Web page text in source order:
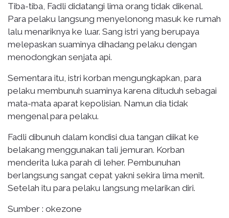
Tiba-tiba, Fadli didatangi lima orang tidak dikenal.
Para pelaku langsung menyelonong masuk ke rumah
lalu menariknya ke luar. Sang istri yang berupaya
melepaskan suaminya dihadang pelaku dengan
menodongkan senjata api.
Sementara itu, istri korban mengungkapkan, para
pelaku membunuh suaminya karena dituduh sebagai
mata-mata aparat kepolisian. Namun dia tidak
mengenal para pelaku.
Fadli dibunuh dalam kondisi dua tangan diikat ke
belakang menggunakan tali jemuran. Korban
menderita luka parah di leher. Pembunuhan
berlangsung sangat cepat yakni sekira lima menit.
Setelah itu para pelaku langsung melarikan diri.
Sumber : okezone